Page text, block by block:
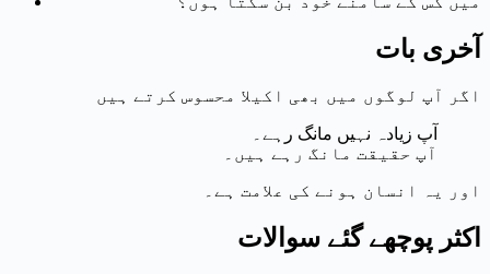
آخری بات
اگر آپ لوگوں میں بھی اکیلا محسوس کرتے ہیں
آپ زیادہ نہیں مانگ رہے۔
آپ حقیقت مانگ رہے ہیں۔
اور یہ انسان ہونے کی علامت ہے۔
اکثر پوچھے گئے سوالات